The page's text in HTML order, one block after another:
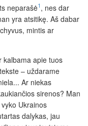
neparašė1, nes dar
yra atsitikę. Aš dabar
mintis ar
kalbama apie tuos
– uždarame
Ar niekas
sirenos? Man
Ukrainos
dalykas, jau